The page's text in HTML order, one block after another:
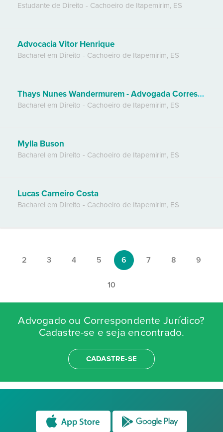
Estudante de Direito - Cachoeiro de Itapemirim, ES
Advocacia Vitor Henrique
Bacharel em Direito - Cachoeiro de Itapemirim, ES
Thays Nunes Wandermurem - Advogada Correspondente
Bacharel em Direito - Cachoeiro de Itapemirim, ES
Mylla Buson
Bacharel em Direito - Cachoeiro de Itapemirim, ES
Lucas Carneiro Costa
Bacharel em Direito - Cachoeiro de Itapemirim, ES
2 3 4 5 6 7 8 9
10
Advogado ou Correspondente Jurídico?
Cadastre-se e seja encontrado.
CADASTRE-SE